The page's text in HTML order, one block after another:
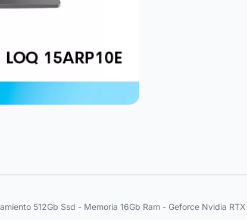
512Gb Ssd - Memoria 16Gb Ram - Geforce Nvidia